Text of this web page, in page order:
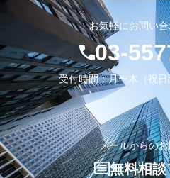
お気軽にお問い
03-
受付時間：月〜木（祝
メールからの
無料相